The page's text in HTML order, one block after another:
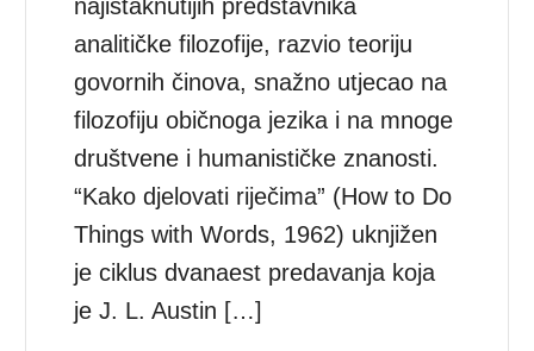
najistaknutijih predstavnika
analitičke filozofije, razvio teoriju
govornih činova, snažno utjecao na
filozofiju običnoga jezika i na mnoge
društvene i humanističke znanosti.
“Kako djelovati riječima” (How to Do
Things with Words, 1962) uknjižen
je ciklus dvanaest predavanja koja
je J. L. Austin […]